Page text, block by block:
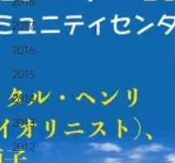
2017
2016
2015
2014
2013
2012